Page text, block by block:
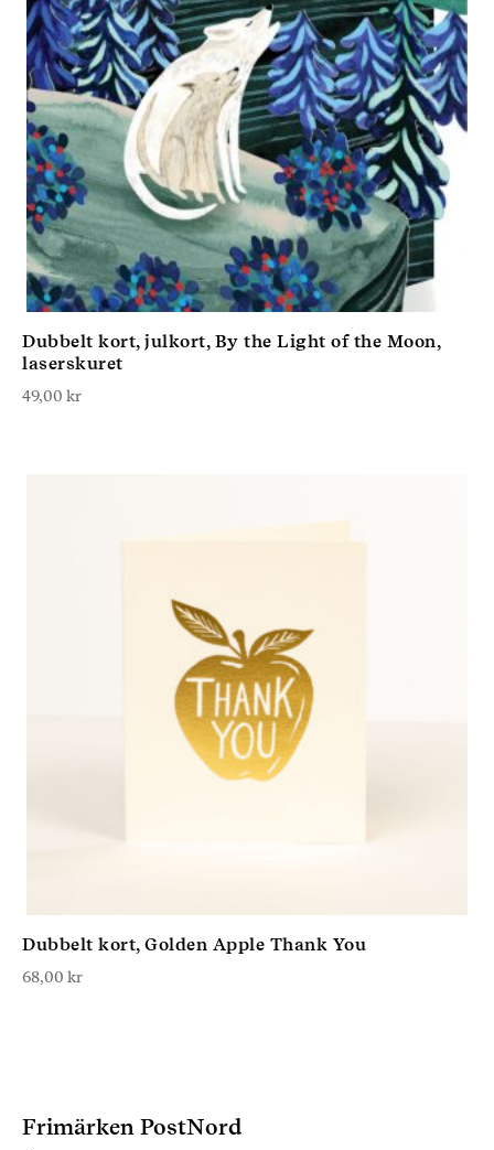
Dubbelt kort, julkort, By the Light of the Moon,
laserskuret
49,00 kr
Dubbelt kort, Golden Apple Thank You
68,00 kr
Frimärken PostNord